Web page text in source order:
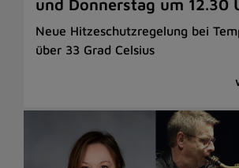
und Donnerstag um 12.30
Neue Hitzeschutzregelung bei
über 33 Grad Celsius